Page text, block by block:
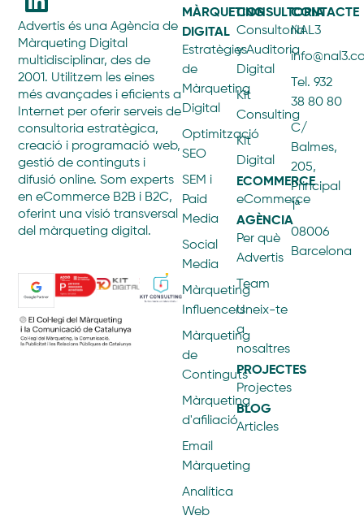
Advertis és una Agència de
Màrqueting Digital
multidisciplinar, des de
2001. Utilitzem les eines
més avançades i eficients a
Internet per oferir serveis de
consultoria estratègica,
creació i programació web,
gestió de continguts i
difusió online. Som experts
en eCommerce B2B i B2C,
oferint una visió transversal
del màrqueting digital.
MÀRQUETING
DIGITAL
Estratègies
de
Màrqueting
Digital
Optimització
SEO
SEM i
Paid
Media
Social
Media
Màrqueting
Influencers
Màrqueting
de
Continguts
Màrqueting
d'afiliació
Email
Màrqueting
Analítica
Web
CONSULTORIA
Consultoría
y Auditoria
Digital
Kit
Consulting
Kit
Digital
ECOMMERCE
eCommerce
AGÈNCIA
Per què
Advertis
Team
Uneix-te
a
nosaltres
PROJECTES
Projectes
BLOG
Articles
CONTACTE
NAL3
Tel. 932
38 80 80
C/
Balmes,
205,
Principal
1ª
08006
Barcelona